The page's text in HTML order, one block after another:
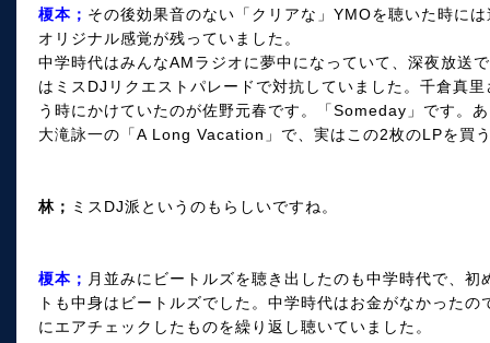
榎本； その後効果音のない「クリアな」YMOを聴いた時に
オリジナル感覚が残っていました。
中学時代はみんなAMラジオに夢中になっていて、深夜放送
はミスDJリクエストパレードで対抗していました。千倉真
う時にかけていたのが佐野元春です。「Someday」です。
大滝詠一の「A Long Vacation」で、実はこの2枚のLPを買
林； ミスDJ派というのもらしいですね。
榎本； 月並みにビートルズを聴き出したのも中学時代で、
トも中身はビートルズでした。中学時代はお金がなかった
にエアチェックしたものを繰り返し聴いていました。